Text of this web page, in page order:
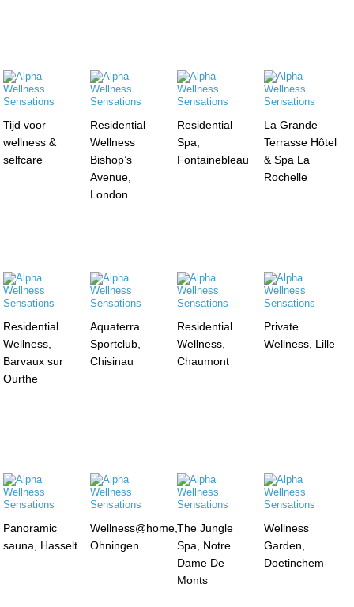
Tijd voor
wellness &
selfcare
Residential
Wellness
Bishop’s
Avenue,
London
Residential
Spa,
Fontainebleau
La Grande
Terrasse Hôtel
& Spa La
Rochelle
Residential
Wellness,
Barvaux sur
Ourthe
Aquaterra
Sportclub,
Chisinau
Residential
Wellness,
Chaumont
Private
Wellness, Lille
Panoramic
sauna, Hasselt
Wellness@home,
Ohningen
The Jungle
Spa, Notre
Dame De
Monts
Wellness
Garden,
Doetinchem